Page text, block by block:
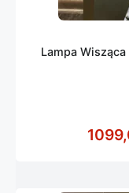
Lampa